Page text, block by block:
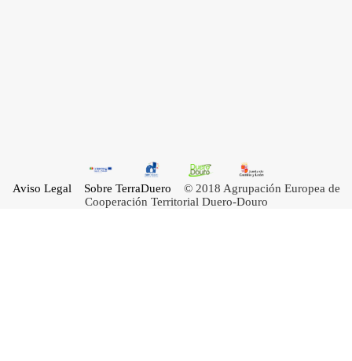
Aviso Legal Sobre TerraDuero © 2018 Agrupación Europea de
Cooperación Territorial Duero-Douro